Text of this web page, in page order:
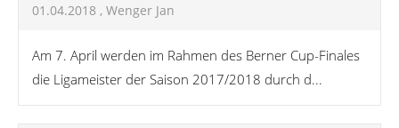
01.04.2018 , Wenger Jan
Am 7. April werden im Rahmen des Berner Cup-Finales
die Ligameister der Saison 2017/2018 durch d...